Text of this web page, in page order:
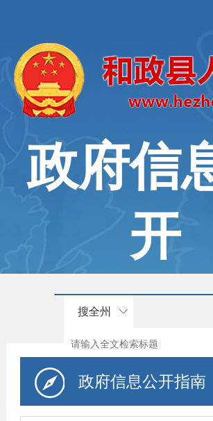
政府信
开
搜全州
政府信息公开指南